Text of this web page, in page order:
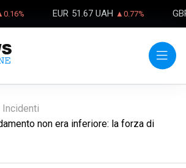
EUR 51.67 UAH ▲0.77%
Incidenti
non era inferiore: la forza di